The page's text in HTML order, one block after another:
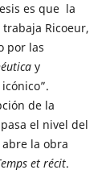
es que la
Ricoeur,
por las
y
de la
el nivel del
la obra
et récit.